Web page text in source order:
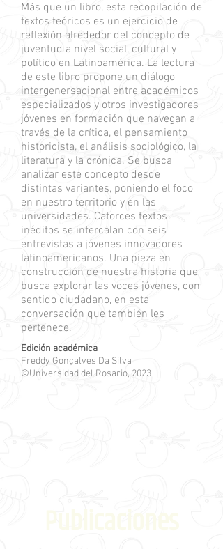
Más que un libro, esta recopilación de
textos teóricos es un ejercicio de
reflexión alrededor del concepto de
juventud a nivel social, cultural y
político en Latinoamérica. La lectura
de este libro propone un diálogo
intergenersacional entre académicos
especializados y otros investigadores
jóvenes en formación que navegan a
través de la crítica, el pensamiento
historicista, el análisis sociológico, la
literatura y la crónica. Se busca
analizar este concepto desde
distintas variantes, poniendo el foco
en nuestro territorio y en las
universidades. Catorces textos
inéditos se intercalan con seis
entrevistas a jóvenes innovadores
latinoamericanos. Una pieza en
construcción de nuestra historia que
busca explorar las voces jóvenes, con
sentido ciudadano, en esta
conversación que también les
pertenece.
Edición académica
Freddy Gonçalves Da Silva
©Universidad del Rosario, 2023